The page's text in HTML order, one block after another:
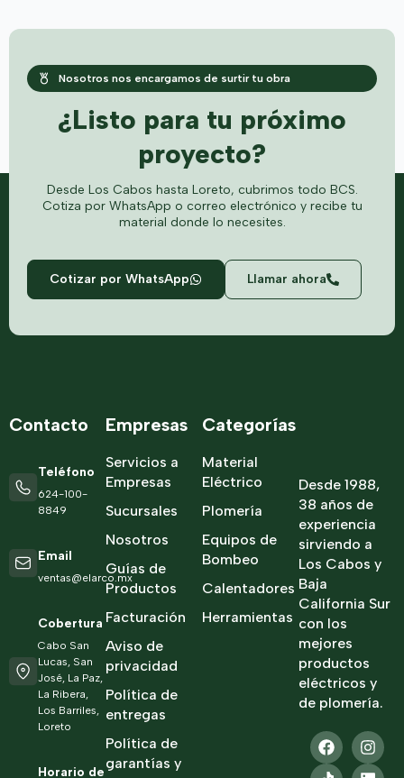
Nosotros nos encargamos de surtir tu obra
¿Listo para tu próximo
proyecto?
Desde Los Cabos hasta Loreto, cubrimos todo BCS.
Cotiza por WhatsApp o correo electrónico y recibe tu
material donde lo necesites.
Cotizar por WhatsApp Llamar ahora
Desde 1988,
38 años de
experiencia
sirviendo a
Los Cabos y
Baja
California Sur
con los
mejores
productos
eléctricos y
de plomería.
Categorías
Material
Eléctrico
Plomería
Equipos de
Bombeo
Calentadores
Herramientas
Empresas
Servicios a
Empresas
Sucursales
Nosotros
Guías de
Productos
Facturación
Aviso de
privacidad
Política de
entregas
Política de
garantías y
Contacto
Teléfono
624-100-
8849
Email
ventas@elarco.mx
Cobertura
Cabo San
Lucas, San
José, La Paz,
La Ribera,
Los Barriles,
Loreto
Horario de